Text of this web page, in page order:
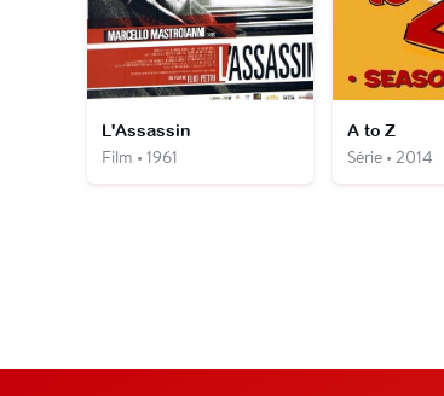
L'Assassin
Film • 1961
A to Z
Série • 2014